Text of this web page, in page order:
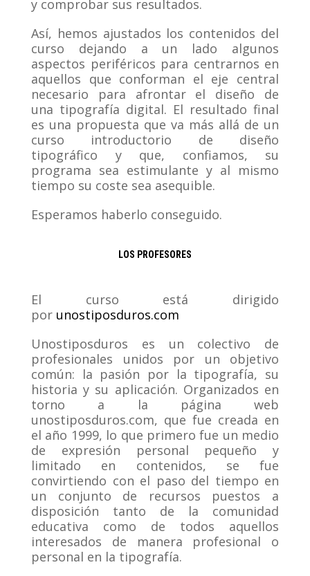
y comprobar sus resultados.
Así, hemos ajustados los contenidos del
curso dejando a un lado algunos
aspectos periféricos para centrarnos en
aquellos que conforman el eje central
necesario para afrontar el diseño de
una tipografía digital. El resultado final
es una propuesta que va más allá de un
curso introductorio de diseño
tipográfico y que, confiamos, su
programa sea estimulante y al mismo
tiempo su coste sea asequible.
Esperamos haberlo conseguido.
LOS PROFESORES
El curso está dirigido
por unostiposduros.com
Unostiposduros es un colectivo de
profesionales unidos por un objetivo
común: la pasión por la tipografía, su
historia y su aplicación. Organizados en
torno a la página web
unostiposduros.com, que fue creada en
el año 1999, lo que primero fue un medio
de expresión personal pequeño y
limitado en contenidos, se fue
convirtiendo con el paso del tiempo en
un conjunto de recursos puestos a
disposición tanto de la comunidad
educativa como de todos aquellos
interesados de manera profesional o
personal en la tipografía.